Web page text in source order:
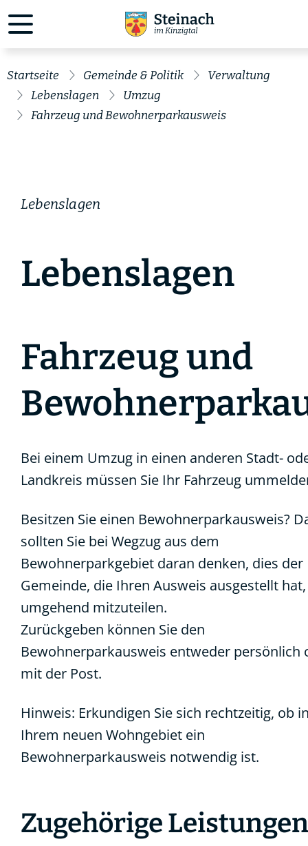
Startseite Gemeinde & Politik
Verwaltung
Lebenslagen
Umzug
Fahrzeug und Bewohnerparkausweis
Lebenslagen
Lebenslagen
Fahrzeug und
Bei einem Umzug in einen anderen Stadt-
Landkreis müssen Sie Ihr Fahrzeug
Besitzen Sie einen Bewohnerparkausweis?
sollten Sie bei Wegzug aus dem
Bewohnerparkgebiet daran denken, dies der
Gemeinde, die Ihren Ausweis ausgestellt hat,
umgehend mitzuteilen.
Zurückgeben können Sie den
Bewohnerparkausweis entweder persönlich
mit der Post.
Hinweis: Erkundigen Sie sich rechtzeitig, ob
Ihrem neuen Wohngebiet ein
Bewohnerparkausweis notwendig ist.
Zugehörige Leistungen